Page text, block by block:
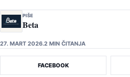
PIŠE
Beta
27. MART 2026.2 MIN ČITANJA
FACEBOOK